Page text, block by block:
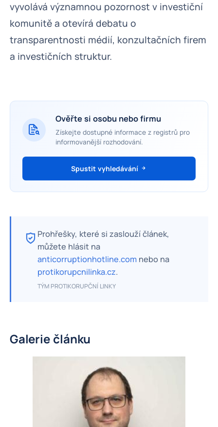
vyvolává významnou pozornost v investiční
komunitě a otevírá debatu o
transparentnosti médií, konzultačních firem
a investičních struktur.
Ověřte si osobu nebo firmu
Získejte dostupné informace z registrů pro
informovanější rozhodování.
Spustit vyhledávání
Prohřešky, které si zaslouží článek,
můžete hlásit na
anticorruptionhotline.com nebo na
protikorupcnilinka.cz.
TÝM PROTIKORUPČNÍ LINKY
Galerie článku